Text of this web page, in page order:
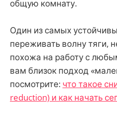
общую комнату.
Один из самых
переживать волну тяги,
похожа на работу с
вам близок подход
посмотрите: что такое
reduction) и как начать